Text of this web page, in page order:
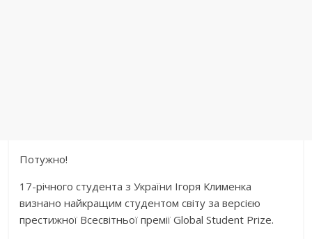
Потужно!
17-річного студента з України Ігоря Клименка
визнано найкращим студентом світу за версією
престижної Всесвітньої премії Global Student Prize.